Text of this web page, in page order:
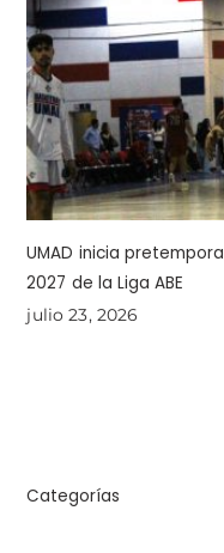
UMAD inicia
2027 de la Liga ABE
julio 23, 2026
Categorías